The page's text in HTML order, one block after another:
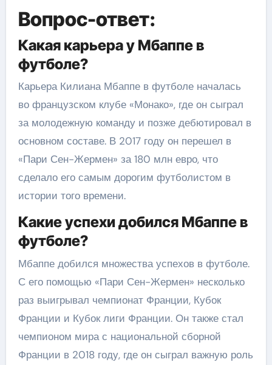
Вопрос-ответ:
Какая карьера у Мбаппе в
футболе?
Карьера Килиана Мбаппе в футболе началась
во французском клубе «Монако», где он сыграл
за молодежную команду и позже дебютировал в
основном составе. В 2017 году он перешел в
«Пари Сен-Жермен» за 180 млн евро, что
сделало его самым дорогим футболистом в
истории того времени.
Какие успехи добился Мбаппе в
футболе?
Мбаппе добился множества успехов в футболе.
С его помощью «Пари Сен-Жермен» несколько
раз выигрывал чемпионат Франции, Кубок
Франции и Кубок лиги Франции. Он также стал
чемпионом мира с национальной сборной
Франции в 2018 году, где он сыграл важную роль